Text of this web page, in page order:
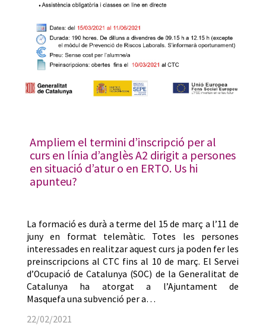
Ampliem el termini d’inscripció per al
curs en línia d’anglès A2 dirigit a persones
en situació d’atur o en ERTO. Us hi
apunteu?
La formació es durà a terme del 15 de març a l’11 de
juny en format telemàtic. Totes les persones
interessades en realitzar aquest curs ja poden fer les
preinscripcions al CTC fins al 10 de març. El Servei
d’Ocupació de Catalunya (SOC) de la Generalitat de
Catalunya ha atorgat a l’Ajuntament de
Masquefa una subvenció per a…
22/02/2021